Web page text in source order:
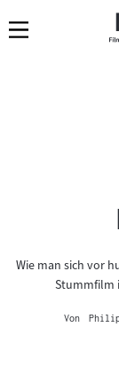
Navigation
zum
zur
Wie man sich vor
Stummfilm
Von